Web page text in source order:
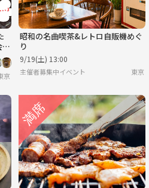
京
昭和の名曲喫茶&レトロ自販機めぐ
り
9/19(土) 13:00
主催者募集中イベント 東京